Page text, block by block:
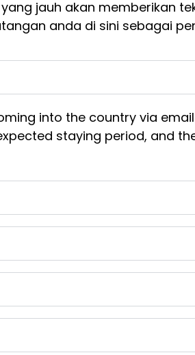
jauh akan memberikan
anda di sini sebagai
into the country via
staying period, and